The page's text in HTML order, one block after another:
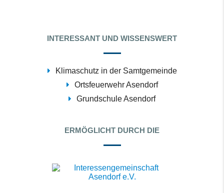
INTERESSANT UND WISSENSWERT
Klimaschutz in der Samtgemeinde
Ortsfeuerwehr Asendorf
Grundschule Asendorf
ERMÖGLICHT DURCH DIE